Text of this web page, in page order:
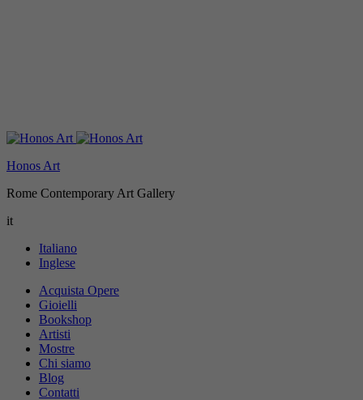
Honos Art
Rome Contemporary Art Gallery
it
Italiano
Inglese
Acquista Opere
Gioielli
Bookshop
Artisti
Mostre
Chi siamo
Blog
Contatti